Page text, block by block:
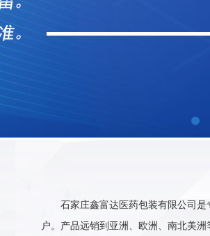
石家庄鑫富达医药包装有限公司
户。产品远销到亚洲、欧洲、南北美